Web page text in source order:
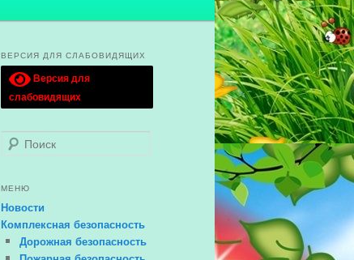
ВЕРСИЯ ДЛЯ СЛАБОВИДЯЩИХ
Версия для
слабовидящих
Поиск
МЕНЮ
Новости
Комплексная безопасность
Дорожная безопасность